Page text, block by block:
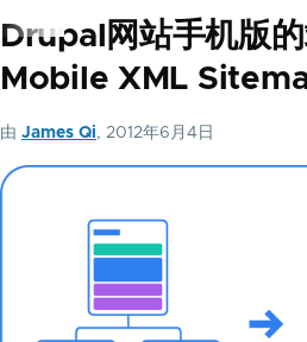
包
屑
Drupal网站手机版
Mobile XML
由 James Qi, 2012年6月4日